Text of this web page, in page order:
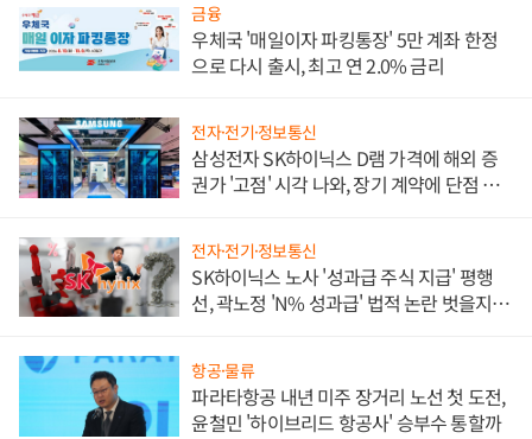
금융
우체국 '매일이자 파킹통장' 5만 계좌 한정
으로 다시 출시, 최고 연 2.0% 금리
전자·전기·정보통신
삼성전자 SK하이닉스 D램 가격에 해외 증
권가 '고점' 시각 나와, 장기 계약에 단점 부
전자·전기·정보통신
SK하이닉스 노사 '성과급 주식 지급' 평행
선, 곽노정 'N% 성과급' 법적 논란 벗을지 주
항공·물류
파라타항공 내년 미주 장거리 노선 첫 도전,
윤철민 '하이브리드 항공사' 승부수 통할까